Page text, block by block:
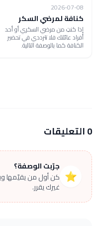
2026-07-08
كنافة لمرضي السكر
إذا كنتِ من مرضي السكري أو أحد
أفراد عائلتك فلا تترددي في تحضير
الكنافة كما بالوصفة التالية.
0 التعليقات
⭐
جرّبت الوصفة؟
كن أول من يقيّمها
غيرك يقرر.